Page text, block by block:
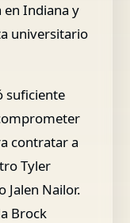
en Indiana y
universitario
suficiente
contratar a
Tyler
Jalen Nailor.
Brock